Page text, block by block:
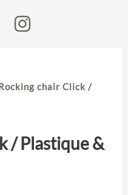
chair Click /
/ Plastique &